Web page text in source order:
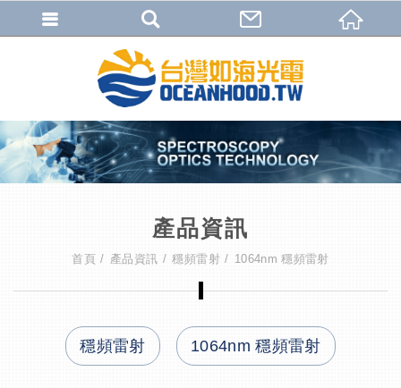
產品資訊
首頁 產品資訊 穩頻雷射 1064nm 穩頻雷射
穩頻雷射 1064nm 穩頻雷射